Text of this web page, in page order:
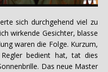
sich durchgehend viel zu
wirkende Gesichter, blasse
waren die Folge. Kurzum,
bedient hat, tat dies
Das neue Master